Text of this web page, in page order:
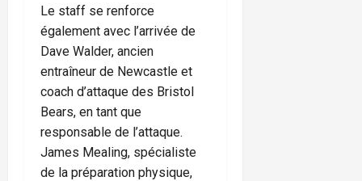
Le staff se renforce
également avec l’arrivée de
Dave Walder, ancien
entraîneur de Newcastle et
coach d’attaque des Bristol
Bears, en tant que
responsable de l’attaque.
James Mealing, spécialiste
de la préparation physique,